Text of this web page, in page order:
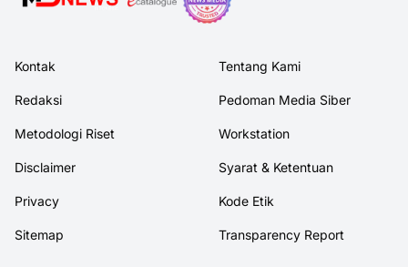
Kontak Tentang Kami
Redaksi Pedoman Media Siber
Metodologi Riset Workstation
Disclaimer Syarat & Ketentuan
Privacy Kode Etik
Sitemap Transparency Report